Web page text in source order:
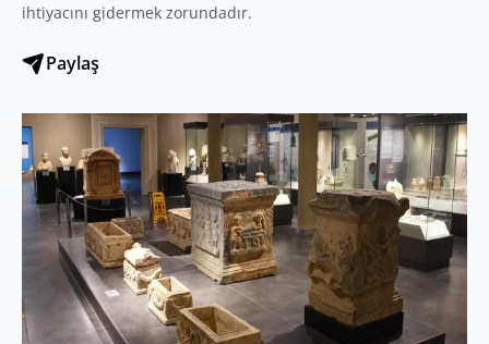
ihtiyacını gidermek zorundadır.
Paylaş